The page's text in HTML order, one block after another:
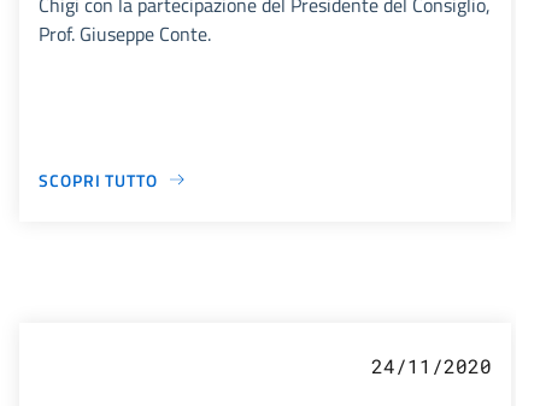
Prof. Giuseppe Conte.
SCOPRI TUTTO
24/11/2020